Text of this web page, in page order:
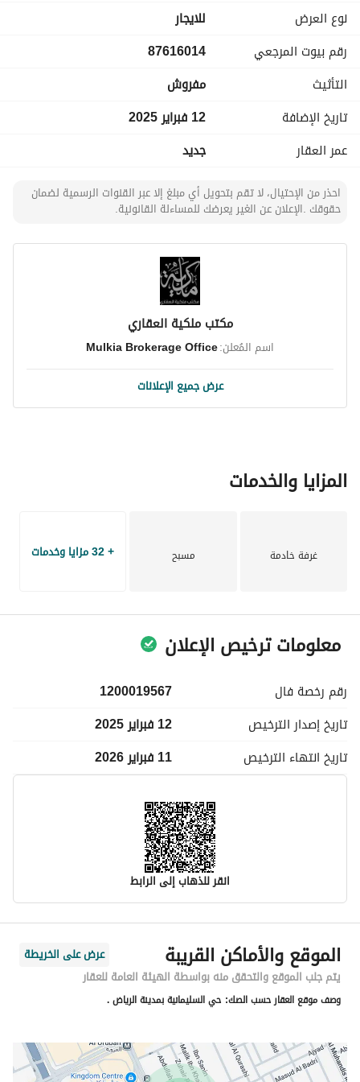
نوع العرض
للايجار
رقم بيوت المرجعي
87616014
التأثيث
مفروش
تاريخ الإضافة
12 فبراير 2025
عمر العقار
جديد
احذر من الإحتيال، لا تقم بتحويل أي مبلغ إلا عبر القنوات الرسمية لضمان
حقوقك .الإعلان عن الغير يعرضك للمساءلة القانونية.
مكتب ملكية العقاري
اسم المُعلن:Mulkia Brokerage Office
عرض جميع الإعلانات
المزايا والخدمات
غرفة خادمة مسبح + 32 مزايا وخدمات
معلومات ترخيص الإعلان
رقم رخصة فال
1200019567
تاريخ إصدار الترخيص
12 فبراير 2025
تاريخ انتهاء الترخيص 11 فبراير 2026
انقر للذهاب إلى الرابط
معلومات مسؤول الإعلان
اسم المسؤول
-
رقم المسؤول
-
الموقع
الموقع والأماكن القريبة
عرض على الخريطة
يتم جلب الموقع والتحقق منه بواسطة الهيئة العامة للعقار
وصف موقع العقار حسب الصك: حي السليمانية بمدينة الرياض .